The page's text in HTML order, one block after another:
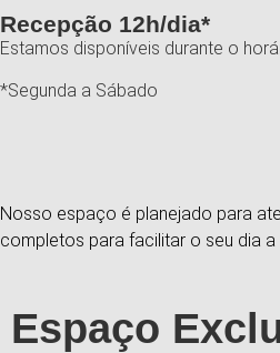
Recepção 12h/dia*
Estamos disponíveis durante o
*Segunda a Sábado
Nosso espaço é planejado para
completos para facilitar o seu dia a
Espaço